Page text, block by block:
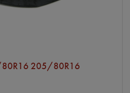
205/80R16